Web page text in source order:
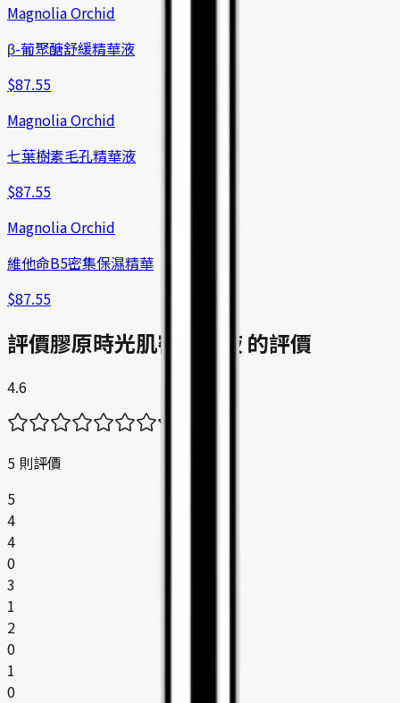
Magnolia Orchid
β-葡聚醣舒緩精華液
$87.55
Magnolia Orchid
七葉樹素毛孔精華液
$87.55
Magnolia Orchid
維他命B5密集保濕精華
$87.55
評價膠原時光肌密精華液 的評價
4.6
5 則評價
5
4
4
0
3
1
2
0
1
0